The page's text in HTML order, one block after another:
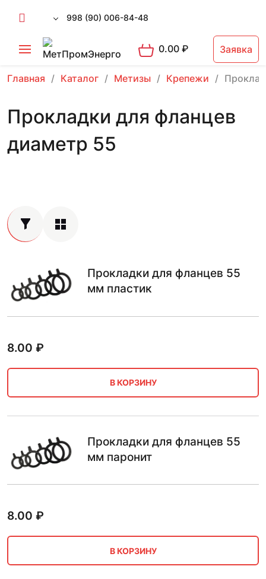
998 (90) 006-84-48
0.00₽ Заявка
Главная Каталог Метизы Крепежи
Прокладки для фланцев
диаметр 55
Прокладки для фланцев 55
мм пластик
8.00 ₽
В КОРЗИНУ
Прокладки для фланцев 55
мм паронит
8.00 ₽
В КОРЗИНУ